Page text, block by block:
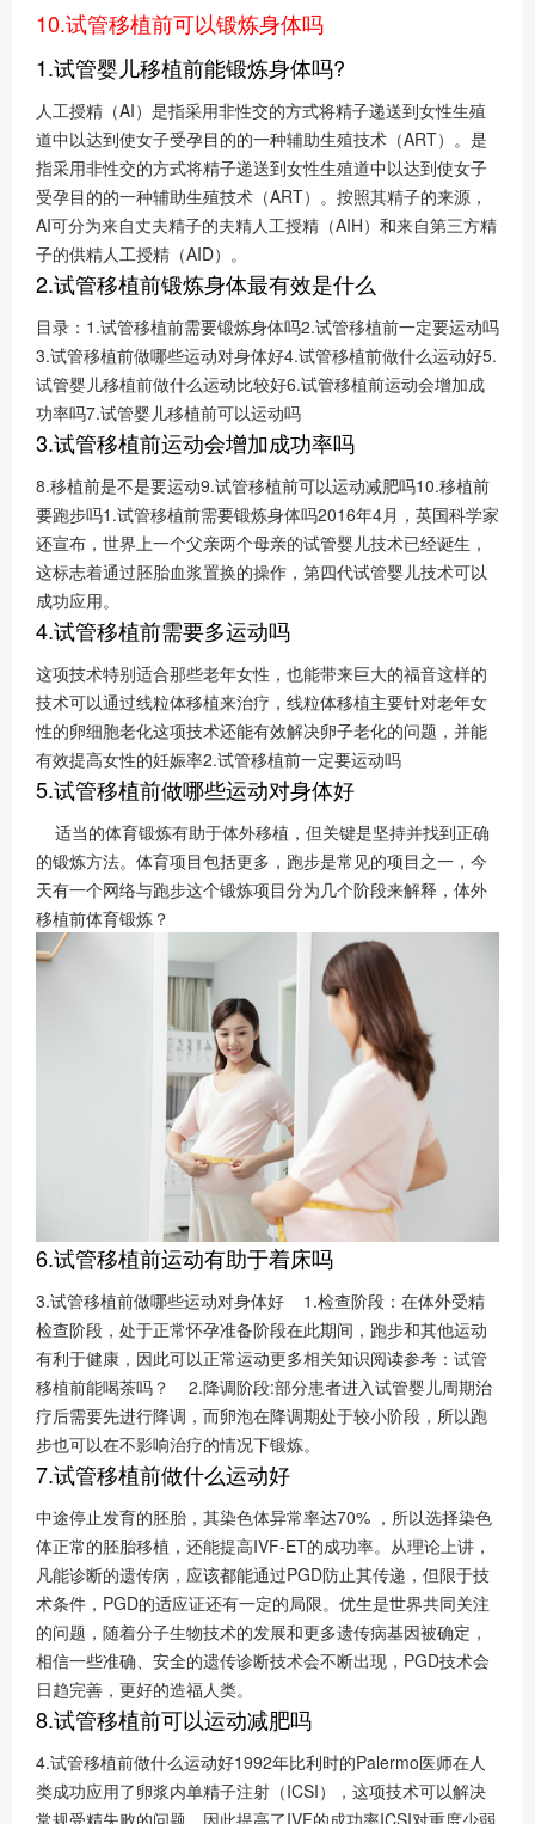
10.试管移植前可以锻炼身体吗
1.试管婴儿移植前能锻炼身体吗?
人工授精（AI）是指采用非性交的方式将精子递送到女性生殖
道中以达到使女子受孕目的的一种辅助生殖技术（ART）。是
指采用非性交的方式将精子递送到女性生殖道中以达到使女子
受孕目的的一种辅助生殖技术（ART）。按照其精子的来源，
AI可分为来自丈夫精子的夫精人工授精（AIH）和来自第三方精
子的供精人工授精（AID）。
2.试管移植前锻炼身体最有效是什么
目录：1.试管移植前需要锻炼身体吗2.试管移植前一定要运动吗
3.试管移植前做哪些运动对身体好4.试管移植前做什么运动好5.
试管婴儿移植前做什么运动比较好6.试管移植前运动会增加成
功率吗7.试管婴儿移植前可以运动吗
3.试管移植前运动会增加成功率吗
8.移植前是不是要运动9.试管移植前可以运动减肥吗10.移植前
要跑步吗1.试管移植前需要锻炼身体吗2016年4月，英国科学家
还宣布，世界上一个父亲两个母亲的试管婴儿技术已经诞生，
这标志着通过胚胎血浆置换的操作，第四代试管婴儿技术可以
成功应用。
4.试管移植前需要多运动吗
这项技术特别适合那些老年女性，也能带来巨大的福音这样的
技术可以通过线粒体移植来治疗，线粒体移植主要针对老年女
性的卵细胞老化这项技术还能有效解决卵子老化的问题，并能
有效提高女性的妊娠率2.试管移植前一定要运动吗
5.试管移植前做哪些运动对身体好
适当的体育锻炼有助于体外移植，但关键是坚持并找到正确
的锻炼方法。体育项目包括更多，跑步是常见的项目之一，今
天有一个网络与跑步这个锻炼项目分为几个阶段来解释，体外
移植前体育锻炼？
6.试管移植前运动有助于着床吗
3.试管移植前做哪些运动对身体好 1.检查阶段：在体外受精
检查阶段，处于正常怀孕准备阶段在此期间，跑步和其他运动
有利于健康，因此可以正常运动更多相关知识阅读参考：试管
移植前能喝茶吗？ 2.降调阶段:部分患者进入试管婴儿周期治
疗后需要先进行降调，而卵泡在降调期处于较小阶段，所以跑
步也可以在不影响治疗的情况下锻炼。
7.试管移植前做什么运动好
中途停止发育的胚胎，其染色体异常率达70% ，所以选择染色
体正常的胚胎移植，还能提高IVF-ET的成功率。从理论上讲，
凡能诊断的遗传病，应该都能通过PGD防止其传递，但限于技
术条件，PGD的适应证还有一定的局限。优生是世界共同关注
的问题，随着分子生物技术的发展和更多遗传病基因被确定，
相信一些准确、安全的遗传诊断技术会不断出现，PGD技术会
日趋完善，更好的造福人类。
8.试管移植前可以运动减肥吗
4.试管移植前做什么运动好1992年比利时的Palermo医师在人
类成功应用了卵浆内单精子注射（ICSI），这项技术可以解决
常规受精失败的问题，因此提高了IVF的成功率ICSI对重度少弱